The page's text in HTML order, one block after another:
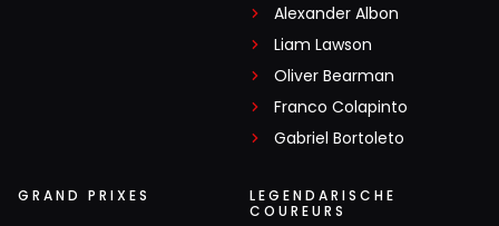
Alexander Albon
Liam Lawson
Oliver Bearman
Franco Colapinto
Gabriel Bortoleto
GRAND PRIXES
LEGENDARISCHE
COUREURS